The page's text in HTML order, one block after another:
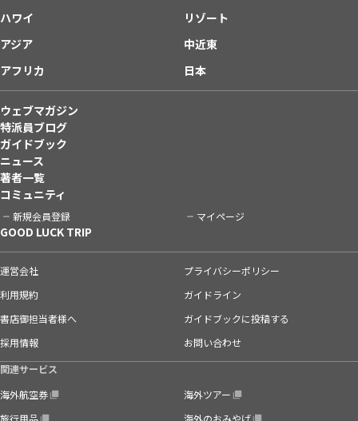
ハワイ
リゾート
アジア
中近東
アフリカ
日本
ウェブマガジン
特派員ブログ
ガイドブック
ニュース
著者一覧
コミュニティ
新規会員登録 マイページ
GOOD LUCK TRIP
運営会社
プライバシーポリシー
利用規約
ガイドライン
書店御担当者様へ
ガイドブックに投稿する
採用情報
お問い合わせ
関連サービス
海外航空券
海外ツアー
旅行用品
海外のおみやげ